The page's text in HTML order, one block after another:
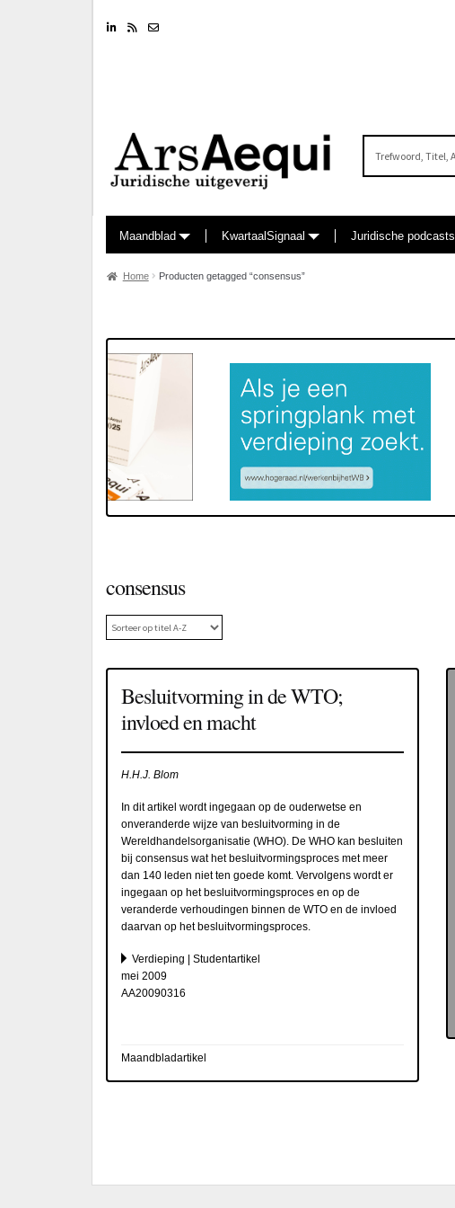
LinkedinRSS feed
Maandblad KwartaalSignaal Juridische podcasts
Home Producten getagged “consensus”
consensus
Besluitvorming in de WTO;
invloed en macht
H.H.J. Blom
In dit artikel wordt ingegaan op de ouderwetse en
onveranderde wijze van besluitvorming in de
Wereldhandelsorganisatie (WHO). De WHO kan besluiten
bij consensus wat het besluitvormingsproces met meer
dan 140 leden niet ten goede komt. Vervolgens wordt er
ingegaan op het besluitvormingsproces en op de
veranderde verhoudingen binnen de WTO en de invloed
daarvan op het besluitvormingsproces.
Verdieping | Studentartikel
mei 2009
AA20090316
Maandbladartikel